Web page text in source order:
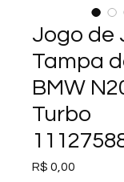
Jogo de
Tampa
BMW
Turbo
R$ 0,00